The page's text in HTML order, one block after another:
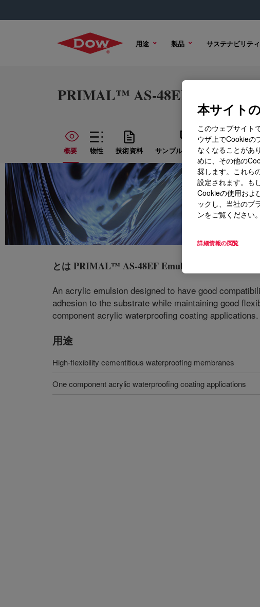
用途 製品 サステナビリティ
PRIMAL™ AS-48EF Emulsion
概要 物性 技術資料 サンプル オプション 購入オ
とはPRIMAL™ AS-48EF Emulsion
An acrylic emulsion designed to have good
adhesion to the substrate while maintaining good
component acrylic waterproofing coating applications.
用途
High-flexibility cementitious waterproofing membranes
One component acrylic waterproofing coating applications
本サイト
このウェブサイト
ウザ上でCookieの
なくなることがあ
めに、その他の
奨します。これら
設定されます。も
Cookieの使用およ
ックし、当社のプ
ンをご覧ください。
詳細情報の閲覧